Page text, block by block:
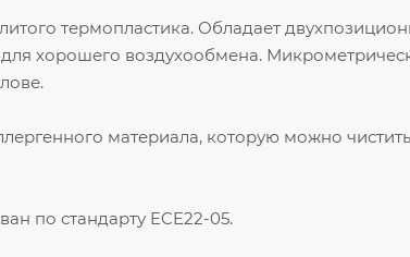
термопластика. Обладает
хорошего воздухообмена.
материала, которую можно
по стандарту ECE22-05.